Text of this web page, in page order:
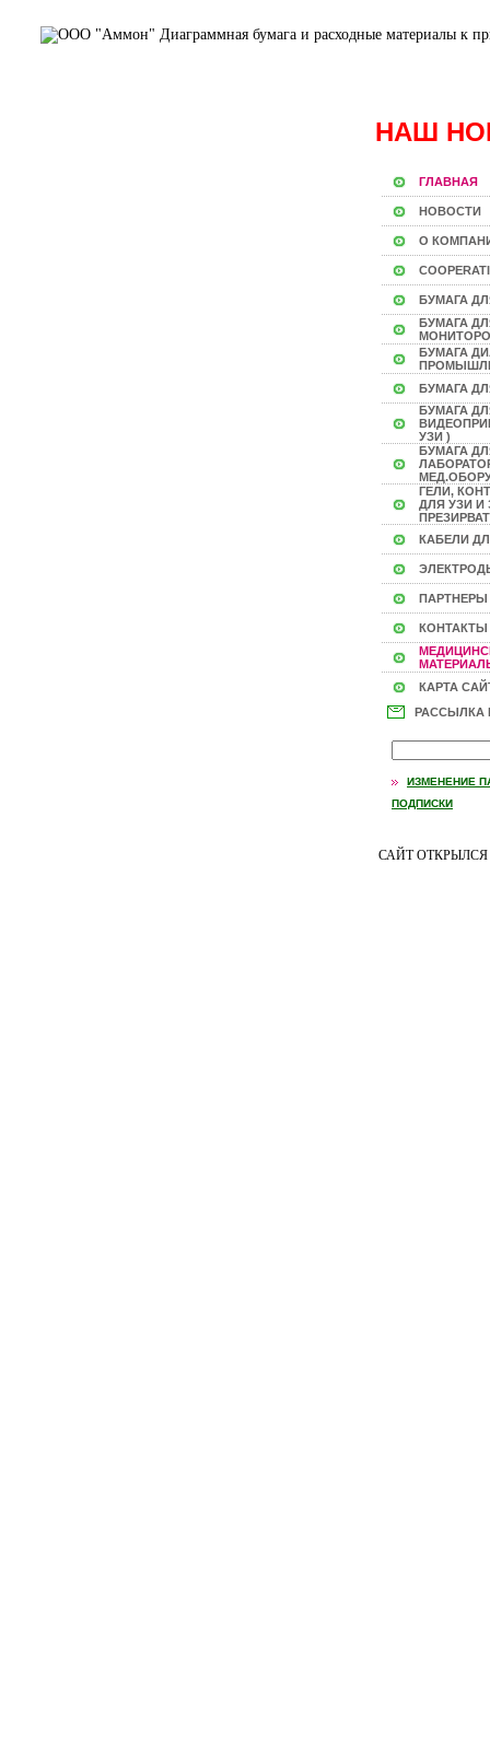
НАШ
ГЛАВНАЯ
НОВОСТИ
О
БУМАГА
БУМАГА
БУМАГА
БУМАГА
БУМАГА
УЗИ )
БУМАГА
ГЕЛИ,
ДЛЯ УЗИ И
КАБЕЛИ
ПАРТНЕРЫ
КОНТАКТЫ
КАРТА
РАССЫЛКА
ИЗМЕНЕНИЕ
ПОДПИСКИ
САЙТ ОТКРЫЛСЯ